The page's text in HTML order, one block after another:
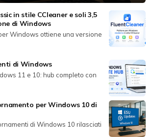
in stile CCleaner e soli 3,5
di Windows
Windows ottiene una versione
di Windows
11 e 10: hub completo con
per Windows 10 di
di Windows 10 rilasciati